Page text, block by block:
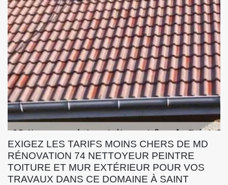
EXIGEZ LES TARIFS MOINS CHERS DE MD
RÉNOVATION 74 NETTOYEUR PEINTRE
TOITURE ET MUR EXTÉRIEUR POUR VOS
TRAVAUX DANS CE DOMAINE À SAINT